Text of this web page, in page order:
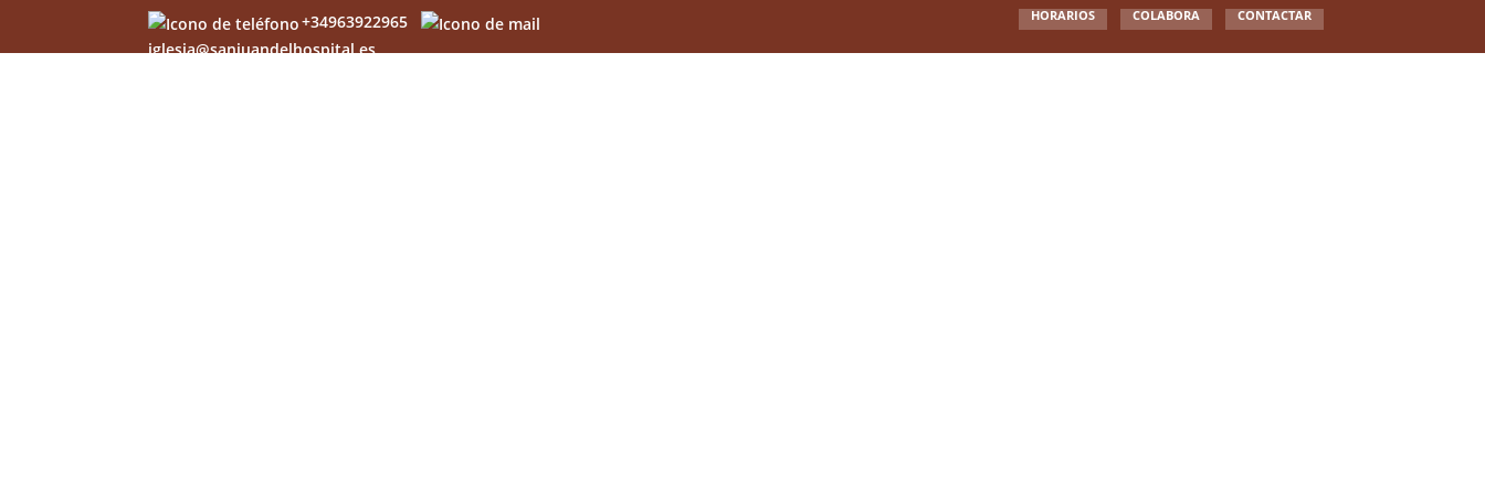
+34963922965
iglesia@sanjuandelhospital.es
HORARIOS COLABORA CONTACTAR